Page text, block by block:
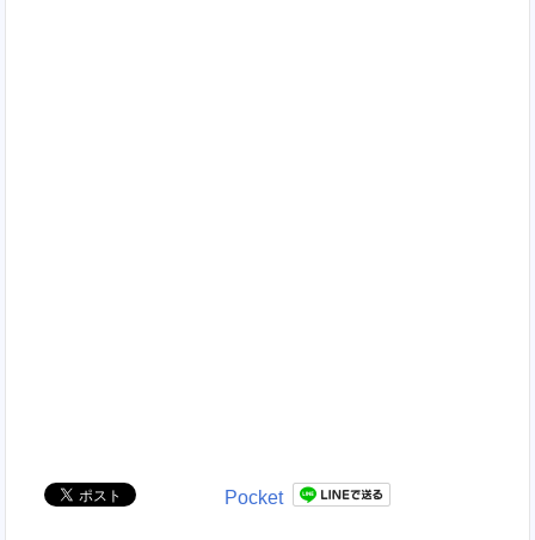
Pocket